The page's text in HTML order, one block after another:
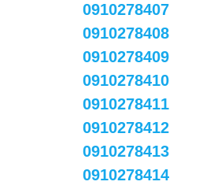
0910278407
0910278408
0910278409
0910278410
0910278411
0910278412
0910278413
0910278414